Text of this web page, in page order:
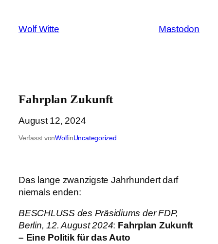
springen
Wolf Witte Mastodon
Fahrplan Zukunft
August 12, 2024
Verfasst vonWolfinUncategorized
Das lange zwanzigste Jahrhundert darf
niemals enden:
BESCHLUSS des Präsidiums der FDP,
Berlin, 12. August 2024: Fahrplan Zukunft
– Eine Politik für das Auto